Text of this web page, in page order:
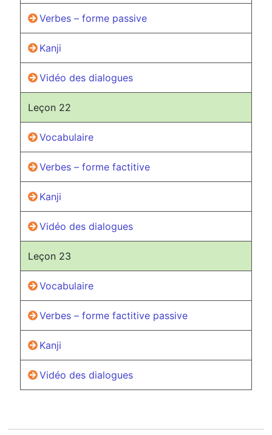
Verbes – forme passive
Kanji
Vidéo des dialogues
Leçon 22
Vocabulaire
Verbes – forme factitive
Kanji
Vidéo des dialogues
Leçon 23
Vocabulaire
Verbes – forme factitive passive
Kanji
Vidéo des dialogues